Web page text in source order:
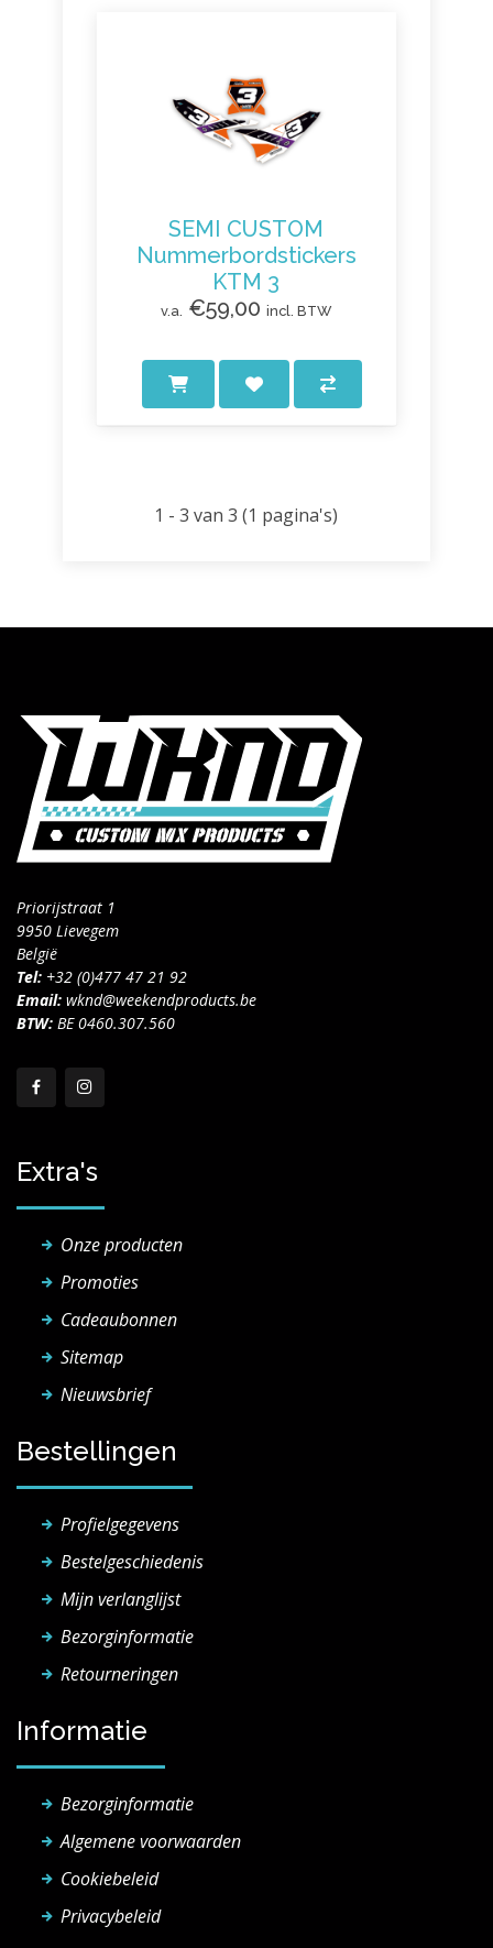
SEMI CUSTOM
Nummerbordstickers
KTM 3
v.a. €59,00 incl. BTW
1 - 3 van 3 (1 pagina's)
Priorijstraat 1
9950 Lievegem
België
Tel: +32 (0)477 47 21 92
Email: wknd@weekendproducts.be
BTW: BE 0460.307.560
Extra's
Onze producten
Promoties
Cadeaubonnen
Sitemap
Nieuwsbrief
Bestellingen
Profielgegevens
Bestelgeschiedenis
Mijn verlanglijst
Bezorginformatie
Retourneringen
Informatie
Bezorginformatie
Algemene voorwaarden
Cookiebeleid
Privacybeleid